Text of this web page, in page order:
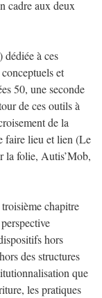
cadre aux deux
à ces
et
50, une seconde
de ces outils à
de la
faire lieu et lien (Le
la folie, Autis’Mob,
chapitre
hors
des structures
que
les pratiques